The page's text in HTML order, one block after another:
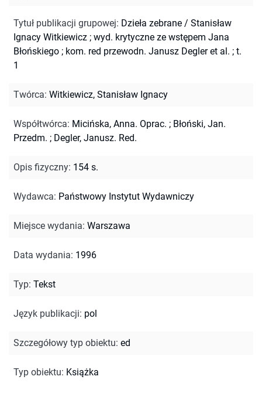
Tytuł publikacji grupowej: Dzieła zebrane / Stanisław
Ignacy Witkiewicz ; wyd. krytyczne ze wstępem Jana
Błońskiego ; kom. red przewodn. Janusz Degler et al. ; t.
1
Twórca: Witkiewicz, Stanisław Ignacy
Współtwórca: Micińska, Anna. Oprac. ; Błoński, Jan.
Przedm. ; Degler, Janusz. Red.
Opis fizyczny: 154 s.
Wydawca: Państwowy Instytut Wydawniczy
Miejsce wydania: Warszawa
Data wydania: 1996
Typ: Tekst
Język publikacji: pol
Szczegółowy typ obiektu: ed
Typ obiektu: Książka